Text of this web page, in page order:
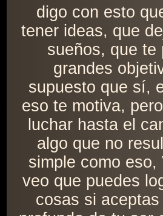
digo con esto
tener ideas, que
sueños, que te
grandes
supuesto que sí,
eso te motiva,
luchar hasta el
algo que no
simple como eso,
veo que puedes
cosas si